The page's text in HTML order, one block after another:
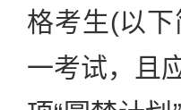
格考生(以下
一考试，且